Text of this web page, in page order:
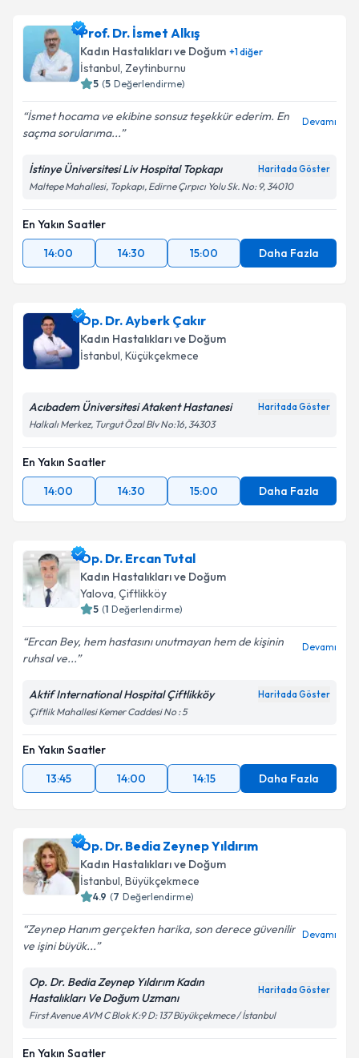
Prof. Dr. İsmet Alkış
Kadın Hastalıkları ve Doğum +1diğer
İstanbul, Zeytinburnu
5 (5 Değerlendirme)
İsmet hocama ve ekibine sonsuz teşekkür ederim. En
saçma sorularıma...
Devamı
İstinye Üniversitesi Liv Hospital Topkapı Haritada Göster
Maltepe Mahallesi, Topkapı, Edirne Çırpıcı Yolu Sk. No: 9, 34010
En Yakın Saatler
14:00
14:30 15:00 Daha Fazla
Op. Dr. Ayberk Çakır
Kadın Hastalıkları ve Doğum
İstanbul, Küçükçekmece
Acıbadem Üniversitesi Atakent Hastanesi Haritada Göster
Halkalı Merkez, Turgut Özal Blv No:16, 34303
En Yakın Saatler
14:00
14:30 15:00 Daha Fazla
Op. Dr. Ercan Tutal
Kadın Hastalıkları ve Doğum
Yalova, Çiftlikköy
5 (1 Değerlendirme)
Ercan Bey, hem hastasını unutmayan hem de kişinin
ruhsal ve...
Devamı
Aktif International Hospital Çiftlikköy Haritada Göster
Çiftlik Mahallesi Kemer Caddesi No : 5
En Yakın Saatler
13:45
14:00 14:15 Daha Fazla
Op. Dr. Bedia Zeynep Yıldırım
Kadın Hastalıkları ve Doğum
İstanbul, Büyükçekmece
4.9 (7 Değerlendirme)
Zeynep Hanım gerçekten harika, son derece güvenilir
ve işini büyük...
Devamı
Op. Dr. Bedia Zeynep Yıldırım Kadın
Hastalıkları Ve Doğum Uzmanı
Haritada Göster
First Avenue AVM C Blok K:9 D: 137 Büyükçekmece / İstanbul
En Yakın Saatler